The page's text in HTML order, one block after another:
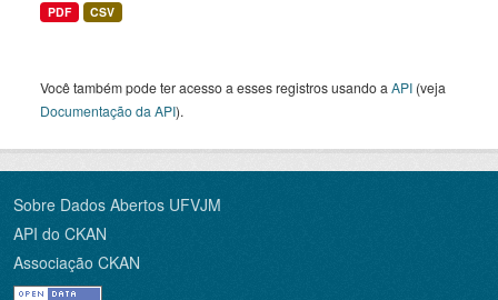
PDF CSV
Você também pode ter acesso a esses registros usando a API (veja
Documentação da API).
Sobre Dados Abertos UFVJM
API do CKAN
Associação CKAN